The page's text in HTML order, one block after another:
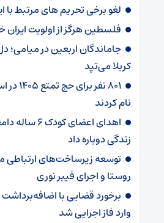
لغو برخی تحریم های مرتبط با
فلسطین هرگز از اولویت
جاماندگان اربعین در میامی؛
کربلا می‌تپد
۸۰۱ نفر
نام کردند
زندگی دوباره داد
روستا و اجرای فیبر نوری
برخورد قضایی با
وارد فاز اجرایی شد